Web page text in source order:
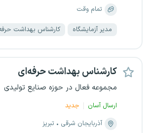
تمام وقت
مدیر آزمایشگاه کارشناس بهداشت
کارشناس بهداشت حرفه‌ای
مجموعه فعال در حوزه صنایع تولیدی
ارسال آسان
جدید
آذربایجان شرقی
تبریز